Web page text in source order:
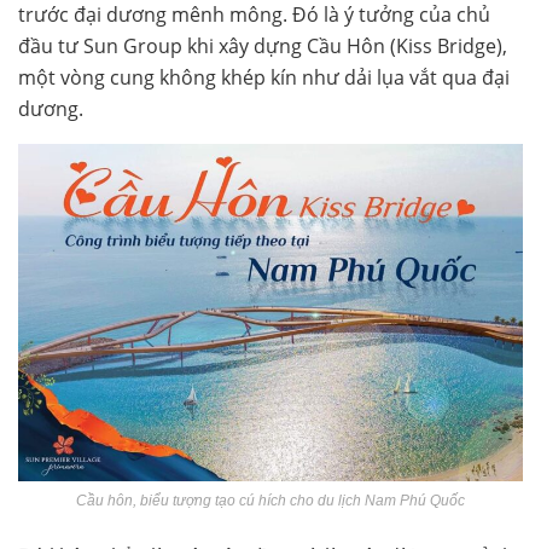
trước đại dương mênh mông. Đó là ý tưởng của chủ
đầu tư Sun Group khi xây dựng Cầu Hôn (Kiss Bridge),
một vòng cung không khép kín như dải lụa vắt qua đại
dương.
Cầu hôn, biểu tượng tạo cú hích cho du lịch Nam Phú Quốc